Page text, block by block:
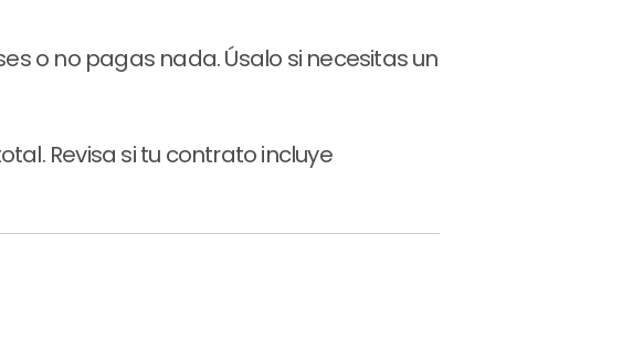
o no pagas nada. Úsalo si necesitas un
Revisa si tu contrato incluye